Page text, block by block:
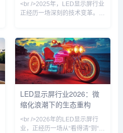
<br />2025年，LED显示屏行业
正经历一场深刻的技术变革。从
的Micro LED，技术路径的竞争
愈发激烈。多家头部企业已在
COB产线上实现规模化量产，
良率与成本控制取得关键突破，
使得P1.0以下的小间距产品不再
是高端市场的专属。与此同时，
Micro LED虽然尚未完全跨越巨
量转移与修复的成本门槛，但在
景已
LED显示屏行业2026：微
缩化浪潮下的生态重构
<br />2026年的LED显示屏行
业，正经历一场从“看得清”到“看